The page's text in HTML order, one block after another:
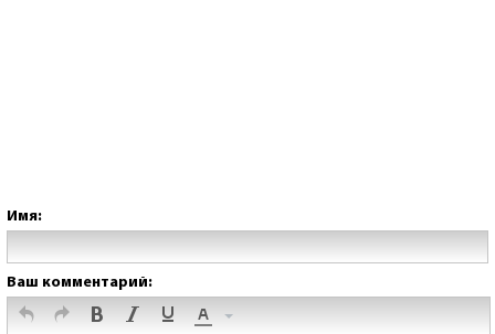
Имя:
Ваш комментарий: